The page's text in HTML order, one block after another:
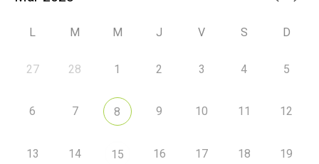
L M M J V S D
27 28 1 2 3 4 5
6 7 8 9 10 11 12
13 14 15 16 17 18 19